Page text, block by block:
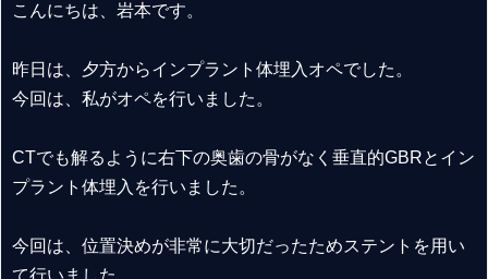
こんにちは、岩本です。
昨日は、夕方からインプラント体埋入オペでした。
今回は、私がオペを行いました。
CTでも解るように右下の奥歯の骨がなく垂直的GBRとイン
プラント体埋入を行いました。
今回は、位置決めが非常に大切だったためステントを用い
て行いました。